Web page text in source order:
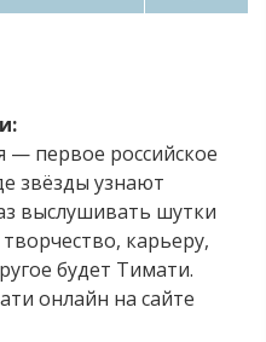
— первое российское
звёзды узнают
выслушивать шутки
карьеру,
будет Тимати.
онлайн на сайте